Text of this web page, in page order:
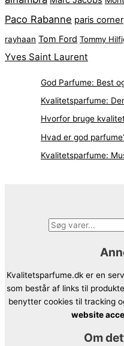
Paco Rabanne paris corner
rayhaan Tom Ford Tommy
Yves Saint Laurent
God Parfume: Best
Kvalitetsparfume:
Hvorfor bruge
Hvad er god
Kvalitetsparfume:
Kvalitetsparfume.dk er en
som består af links til
benytter cookies til tracking
website
Om